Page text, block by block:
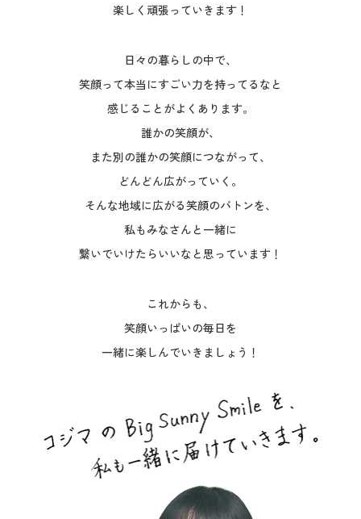
楽しく頑張っていきます！
日々の暮らしの中で、
笑顔って本当にすごい力を持ってるなと
感じることがよくあります。
誰かの笑顔が、
また別の誰かの笑顔につながって、
どんどん広がっていく。
そんな地域に広がる笑顔のバトンを、
私もみなさんと一緒に
繋いでいけたらいいなと思っています！
これからも、
笑顔いっぱいの毎日を
一緒に楽しんでいきましょう！
トップページへ戻る